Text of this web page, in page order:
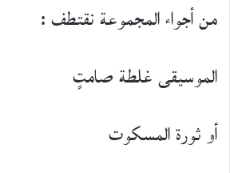
من أجواء المجموعة نقتطف :
الموسيقى غلطة صامتٍ
أو ثورة المسكوت